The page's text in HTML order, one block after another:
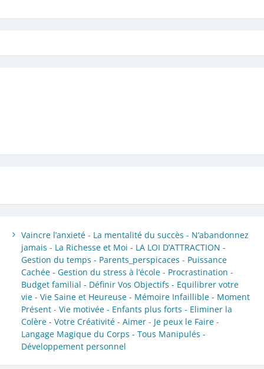
Vaincre l’anxieté - La mentalité du succès - N’abandonnez
jamais - La Richesse et Moi - LA LOI D’ATTRACTION -
Gestion du temps - Parents_perspicaces - Puissance
Cachée - Gestion du stress à l’école - Procrastination -
Budget familial - Définir Vos Objectifs - Equilibrer votre
vie - Vie Saine et Heureuse - Mémoire Infaillible - Moment
Présent - Vie motivée - Enfants plus forts - Eliminer la
Colère - Votre Créativité - Aimer - Je peux le Faire -
Langage Magique du Corps - Tous Manipulés -
Développement personnel